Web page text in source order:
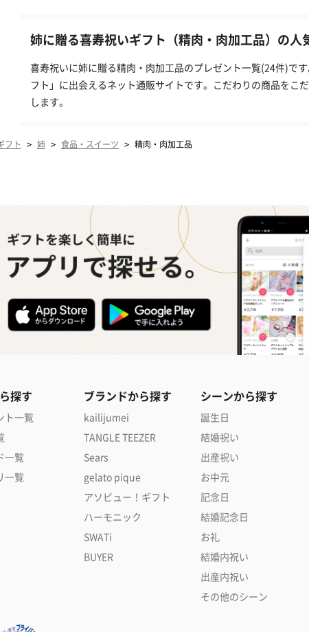
姉に贈る喜寿祝いギフト（精肉・肉加工品）の
喜寿祝いに姉に贈る精肉・肉加工品のプレゼント一覧(24件)で
フト」に出会えるネット通販サイトです。こだわりの商品をこ
します。
フト > 姉 > 食品・スイーツ > 精肉・肉加工品
探す
ト一覧
一覧
一覧
ブランドから探す
kailijumei
TANGLE TEEZER
Sears
gelato pique
アソビュー！ギフト
ハーモニック
SWATi
BUYER
シーンから探す
誕生日
結婚祝い
出産祝い
お中元
記念日
結婚記念日
お礼
結婚内祝い
出産内祝い
その他のシーン